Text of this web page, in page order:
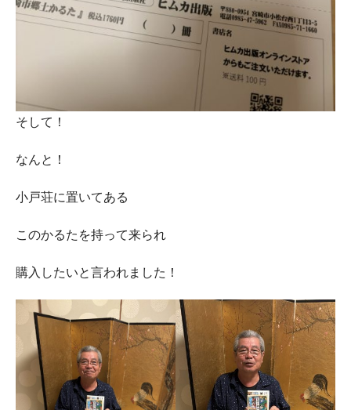
そして！
なんと！
小戸荘に置いてある
このかるたを持って来られ
購入したいと言われました！